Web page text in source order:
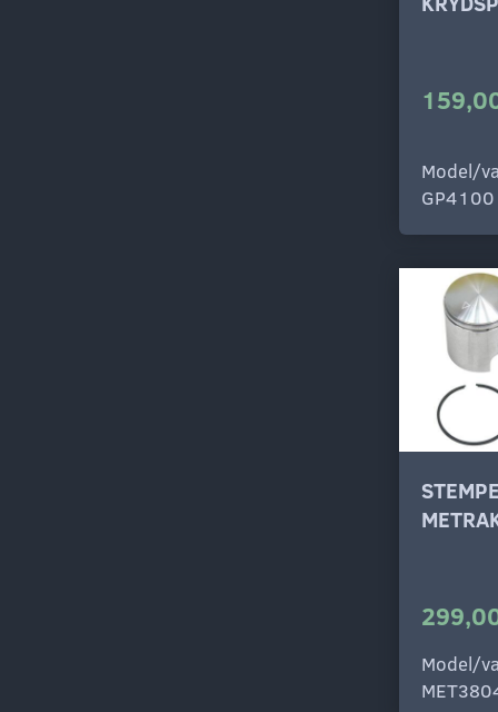
Model/
GP4100
Model/